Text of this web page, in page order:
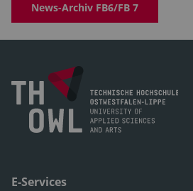
News-Archiv FB6/FB 7
E-Services